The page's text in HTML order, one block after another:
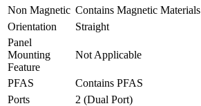
Non Magnetic Contains Magnetic Materials
Orientation
Straight
Panel
Mounting
Feature
Not Applicable
PFAS
Contains PFAS
Ports
2 (Dual Port)